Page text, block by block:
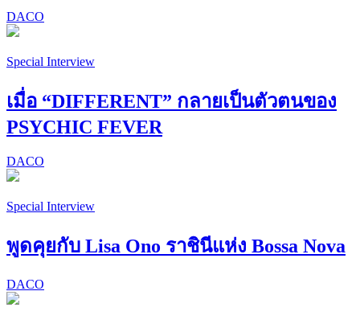
DACO
Special Interview
เมื่อ “DIFFERENT” กลายเป็นตัวตนของ
PSYCHIC FEVER
DACO
Special Interview
พูดคุยกับ Lisa Ono ราชินีแห่ง Bossa Nova
DACO